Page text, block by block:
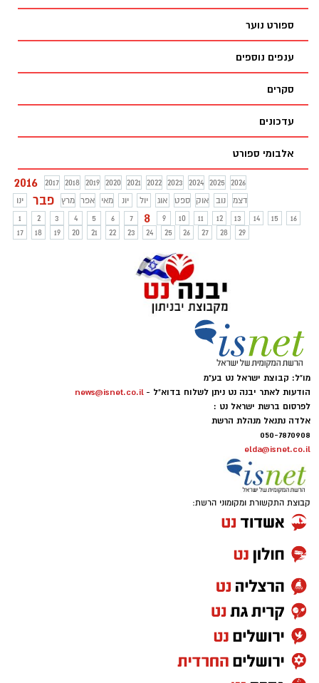
ספורט נוער
ענפים נוספים
סקרים
עדכונים
אלבומי ספורט
2016 2017 2018 2019 2020 2021 2022 2023 2024 2025
2026
ינו
פבר מרץ אפר מאי יונ יול אוג ספט אוק נוב
דצמ
1
2 3 4 5 6 7 8 9 10 11 12 13 14 15
16
17
18 19 20 21 22 23 24 25 26 27 28 29
מו"ל: קבוצת ישראל נט בע"מ
הודעות לאתר יבנה נט ניתן לשלוח בדוא"ל - news@isnet.co.il
לפרסום ברשת ישראל נט :
אלדה נתנאל מנהלת הרשת
050-7870908
elda@isnet.co.il
קבוצת התקשורת ומקומוני הרשת: